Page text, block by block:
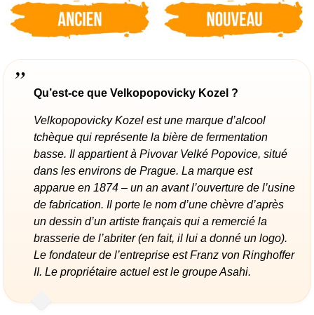
Qu’est-ce que Velkopopovicky Kozel ?
Velkopopovicky Kozel est une marque d’alcool
tchèque qui représente la bière de fermentation
basse. Il appartient à Pivovar Velké Popovice, situé
dans les environs de Prague. La marque est
apparue en 1874 – un an avant l’ouverture de l’usine
de fabrication. Il porte le nom d’une chèvre d’après
un dessin d’un artiste français qui a remercié la
brasserie de l’abriter (en fait, il lui a donné un logo).
Le fondateur de l’entreprise est Franz von Ringhoffer
II. Le propriétaire actuel est le groupe Asahi.